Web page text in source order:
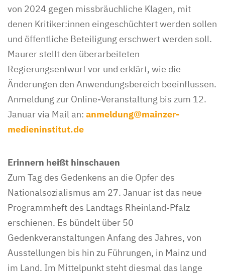
von 2024 gegen missbräuchliche Klagen, mit
denen Kritiker:innen eingeschüchtert werden sollen
und öffentliche Beteiligung erschwert werden soll.
Maurer stellt den überarbeiteten
Regierungsentwurf vor und erklärt, wie die
Änderungen den Anwendungsbereich beeinflussen.
Anmeldung zur Online-Veranstaltung bis zum 12.
Januar via Mail an: anmeldung@mainzer-
medieninstitut.de
Erinnern heißt hinschauen
Zum Tag des Gedenkens an die Opfer des
Nationalsozialismus am 27. Januar ist das neue
Programmheft des Landtags Rheinland-Pfalz
erschienen. Es bündelt über 50
Gedenkveranstaltungen Anfang des Jahres, von
Ausstellungen bis hin zu Führungen, in Mainz und
im Land. Im Mittelpunkt steht diesmal das lange